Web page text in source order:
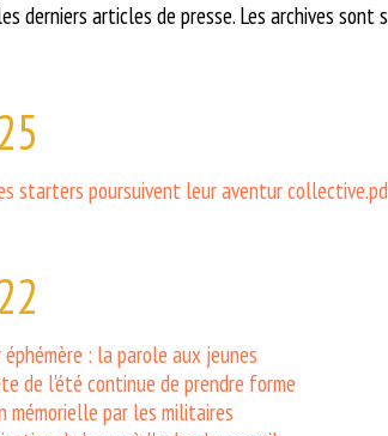
derniers articles de presse. Les archives sont
starters poursuivent leur aventur
éphémère : la parole aux jeunes
de l'été continue de prendre forme
mémorielle par les militaires